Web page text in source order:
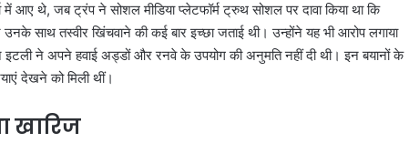
आए थे, जब ट्रंप ने सोशल मीडिया प्लेटफॉर्म ट्रुथ सोशल पर दावा किया था कि
साथ तस्वीर खिंचवाने की कई बार इच्छा जताई थी। उन्होंने यह भी आरोप लगाया
इटली ने अपने हवाई अड्डों और रनवे के उपयोग की अनुमति नहीं दी थी। इन बयानों के
देखने को मिली थीं।
खारिज